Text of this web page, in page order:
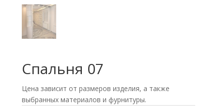
Спальня 07
Цена зависит от размеров изделия, а также
выбранных материалов и фурнитуры.